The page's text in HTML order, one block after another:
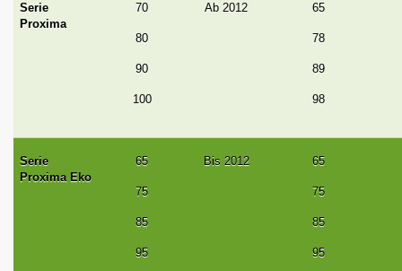
Serie
Proxima
70
80
90
100
Ab 2012 65
78
89
98
Serie
Proxima Eko
65
75
85
95
Bis 2012 65
75
85
95